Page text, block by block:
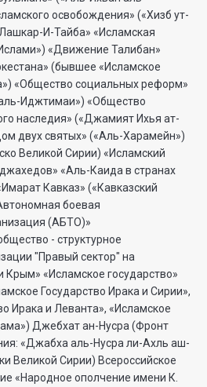
освобождения» («Хизб ут-
И-Тайба» «Исламская
«Движение Талибан»
(бывшее «Исламское
«Общество социальных реформ»
Иджтимаи») «Общество
наследия» («Джамият Ихья ат-
двух святых» («Аль-Харамейн»)
Великой Сирии) «Исламский
«Аль-Каида в странах
Кавказ» («Кавказский
боевая
(АБТО)»
- структурное
"Правый сектор" на
Крым» «Исламское государство»
Государство Ирака и Сирии»,
Ирака и Леванта», «Исламское
Джебхат ан-Нусра (Фронт
«Джабха аль-Нусра ли-Ахль аш-
Великой Сирии) Всероссийское
«Народное ополчение имени К.